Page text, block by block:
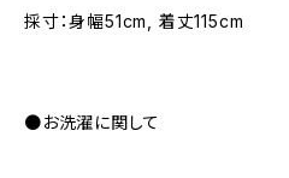
採寸：身幅51cm, 着丈115cm
●お洗濯に関して